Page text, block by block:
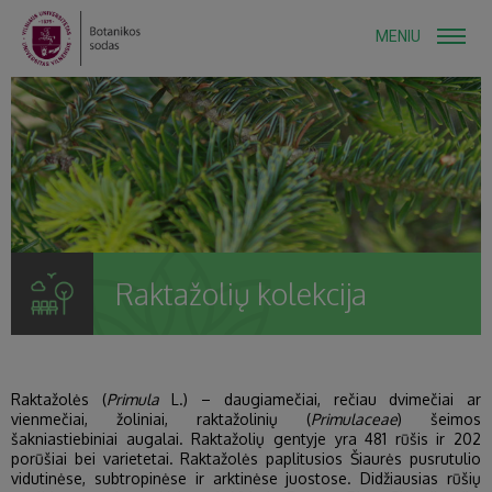
MENIU
Raktažolių kolekcija
Raktažolės (PrimulaL.) – daugiamečiai, rečiau dvimečiai ar
vienmečiai, žoliniai, raktažolinių (Primulaceae) šeimos
šakniastiebiniai augalai. Raktažolių gentyje yra 481 rūšis ir 202
porūšiai bei varietetai. Raktažolės paplitusios Šiaurės pusrutulio
vidutinėse, subtropinėse ir arktinėse juostose. Didžiausias rūšių